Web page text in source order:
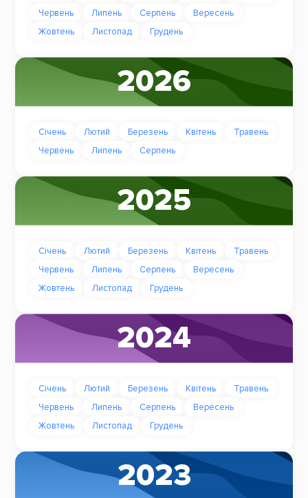
Червень Липень Серпень
Вересень
Жовтень
Листопад Грудень
2026
Січень Лютий Березень Квітень
Травень
Червень
Липень Серпень
2025
Січень Лютий Березень Квітень
Травень
Червень
Липень Серпень
Вересень
Жовтень
Листопад Грудень
2024
Січень Лютий Березень Квітень
Травень
Червень
Липень Серпень
Вересень
Жовтень
Листопад Грудень
2023